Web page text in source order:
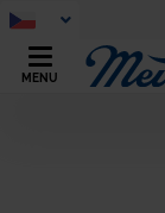
MENU